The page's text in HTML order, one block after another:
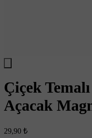
Çiçek
Açacak
29,90 ₺